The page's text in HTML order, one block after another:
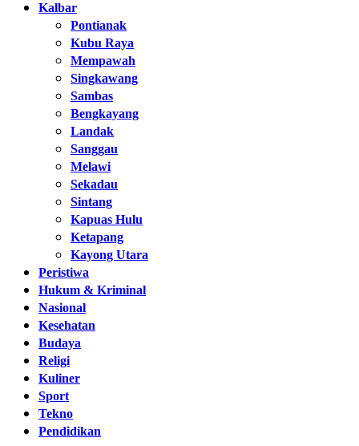
Kalbar
Pontianak
Kubu Raya
Mempawah
Singkawang
Sambas
Bengkayang
Landak
Sanggau
Melawi
Sekadau
Sintang
Kapuas Hulu
Ketapang
Kayong Utara
Peristiwa
Hukum & Kriminal
Nasional
Kesehatan
Budaya
Religi
Kuliner
Sport
Tekno
Pendidikan